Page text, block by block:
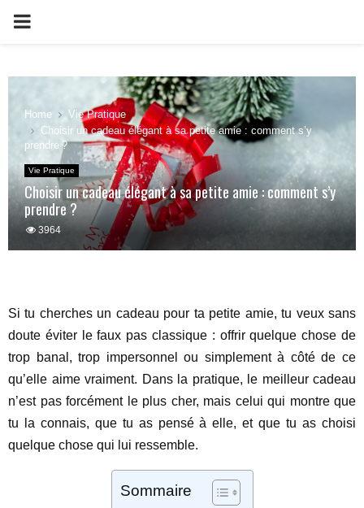
PRIMARY
Home
Vie Pratique
Choisir un cadeau élégant à sa petite amie : comment s’y
prendre ?
Vie Pratique
Choisir un cadeau élégant à sa petite amie : comment s’y
prendre ?
3964
Si tu cherches un cadeau pour ta petite amie, tu veux sans
doute éviter le faux pas classique : offrir quelque chose de
trop banal, trop impersonnel ou simplement à côté de ce
qu’elle aime vraiment. Dans la pratique, le meilleur cadeau
n’est pas forcément le plus cher, mais celui qui montre que
tu la connais, que tu as pensé à elle, et que tu as choisi
quelque chose qui lui ressemble.
Sommaire